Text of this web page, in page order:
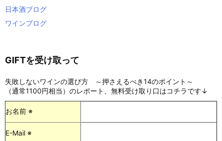
日本酒ブログ
ワインブログ
GIFTを受け取って
失敗しないワインの選び方 ～押さえるべき14のポイント～
（通常1100円相当）のレポート、無料受け取り口はコチラです↓
お名前 ※
E-Mail ※